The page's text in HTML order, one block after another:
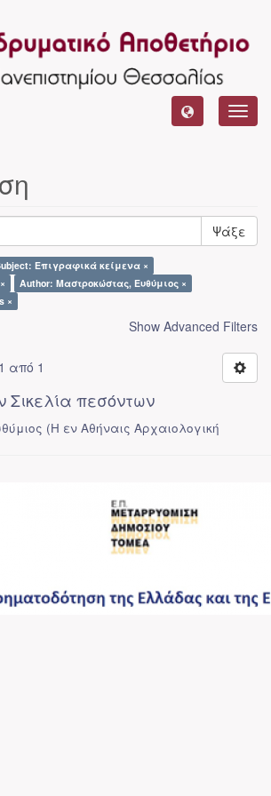
Ψάξε
Επιγραφικά κείμενα ×
Author: Μαστροκώστας, Ευθύμιος ×
×
Show Advanced Filters
από 1
Σικελία πεσόντων
(Η εν Αθήναις Αρχαιολογική